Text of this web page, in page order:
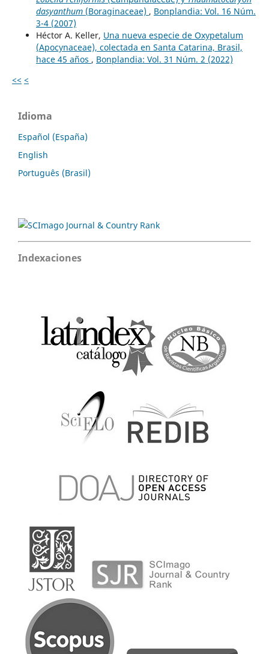
dasyanthum(Boraginaceae) , Bonplandia: Vol. 16 Núm.
3-4 (2007)
Héctor A. Keller, Una nueva especie de Oxypetalum
(Apocynaceae), colectada en Santa Catarina, Brasil,
hace 45 años , Bonplandia: Vol. 31 Núm. 2 (2022)
<< <
Idioma
Español (España)
English
Português (Brasil)
Indexaciones